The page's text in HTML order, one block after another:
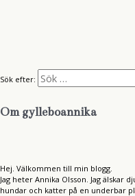
Sök efter:
Om gylleboannika
Hej. Välkommen till min blogg.
Jag heter Annika Olsson. Jag älskar
hundar och katter på en underbar